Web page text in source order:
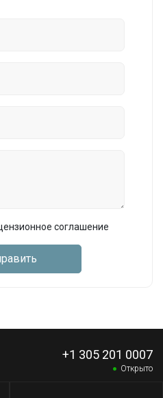
соглашение
+1 305 201 0007
Открыто